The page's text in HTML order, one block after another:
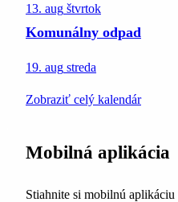
13. aug štvrtok
Komunálny odpad
19. aug streda
Zobraziť celý kalendár
Mobilná aplikácia
Stiahnite si mobilnú aplikáciu